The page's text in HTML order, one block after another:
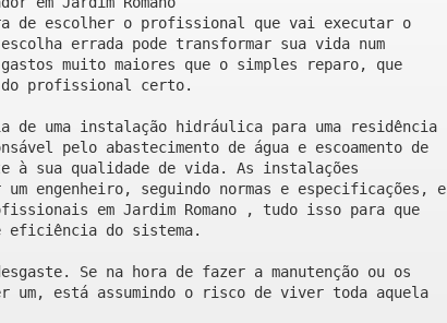
de escolher o profissional que vai executar o
errada pode transformar sua vida num
muito maiores que o simples reparo, que
do profissional certo.
de uma instalação hidráulica para uma residência
pelo abastecimento de água e escoamento de
à sua qualidade de vida. As instalações
engenheiro, seguindo normas e especificações, e
em Jardim Romano , tudo isso para que
eficiência do sistema.
Se na hora de fazer a manutenção ou os
um, está assumindo o risco de viver toda aquela